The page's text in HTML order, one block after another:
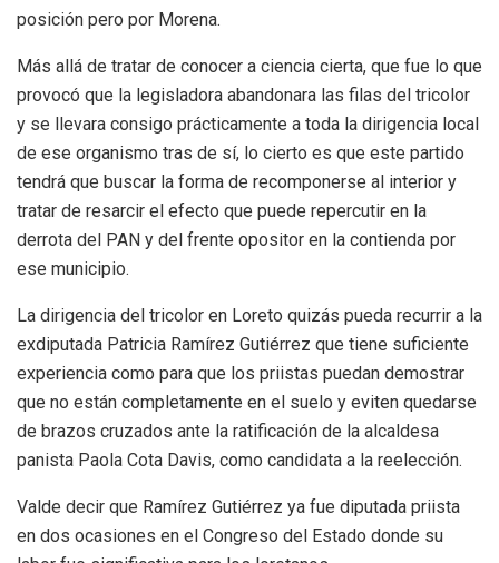
posición pero por Morena.
Más allá de tratar de conocer a ciencia cierta, que fue lo que
provocó que la legisladora abandonara las filas del tricolor
y se llevara consigo prácticamente a toda la dirigencia local
de ese organismo tras de sí, lo cierto es que este partido
tendrá que buscar la forma de recomponerse al interior y
tratar de resarcir el efecto que puede repercutir en la
derrota del PAN y del frente opositor en la contienda por
ese municipio.
La dirigencia del tricolor en Loreto quizás pueda recurrir a la
exdiputada Patricia Ramírez Gutiérrez que tiene suficiente
experiencia como para que los priistas puedan demostrar
que no están completamente en el suelo y eviten quedarse
de brazos cruzados ante la ratificación de la alcaldesa
panista Paola Cota Davis, como candidata a la reelección.
Valde decir que Ramírez Gutiérrez ya fue diputada priista
en dos ocasiones en el Congreso del Estado donde su